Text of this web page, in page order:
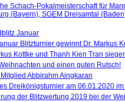
Schach-Pokalmeisterschaft für
(Bayern), SGEM Dreisamtal
Januar
Blitzturnier gewinnt Dr. Markus
Kottke und Thanh Kien Tran
und einen guten Rutsch!
Abbirahm Aingkaran
Dreikönigsturnier am 06.01.2020
der Blitzwertung 2019 bei der